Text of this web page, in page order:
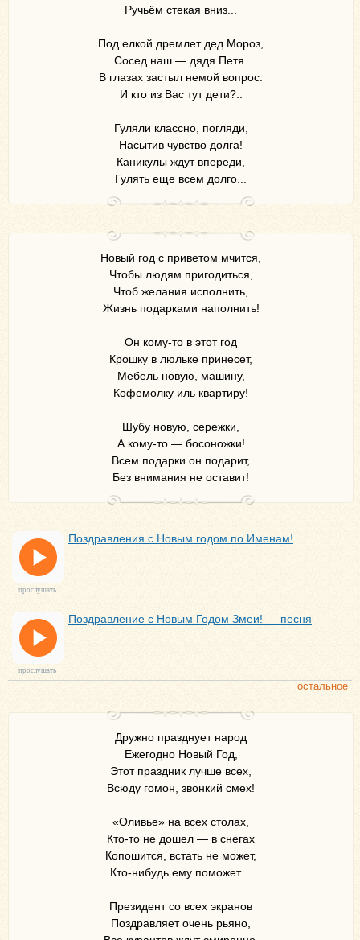
Ручьём стекая вниз...
Под елкой дремлет дед Мороз,
Сосед наш — дядя Петя.
В глазах застыл немой вопрос:
И кто из Вас тут дети?..
Гуляли классно, погляди,
Насытив чувство долга!
Каникулы ждут впереди,
Гулять еще всем долго...
Новый год с приветом мчится,
Чтобы людям пригодиться,
Чтоб желания исполнить,
Жизнь подарками наполнить!
Он кому-то в этот год
Крошку в люльке принесет,
Мебель новую, машину,
Кофемолку иль квартиру!
Шубу новую, сережки,
А кому-то — босоножки!
Всем подарки он подарит,
Без внимания не оставит!
Поздравления с Новым годом по Именам!
прослушать
Поздравление с Новым Годом Змеи! — песня
прослушать
остальное
Дружно празднует народ
Ежегодно Новый Год,
Этот праздник лучше всех,
Всюду гомон, звонкий смех!
«Оливье» на всех столах,
Кто-то не дошел — в снегах
Копошится, встать не может,
Кто-нибудь ему поможет…
Президент со всех экранов
Поздравляет очень рьяно,